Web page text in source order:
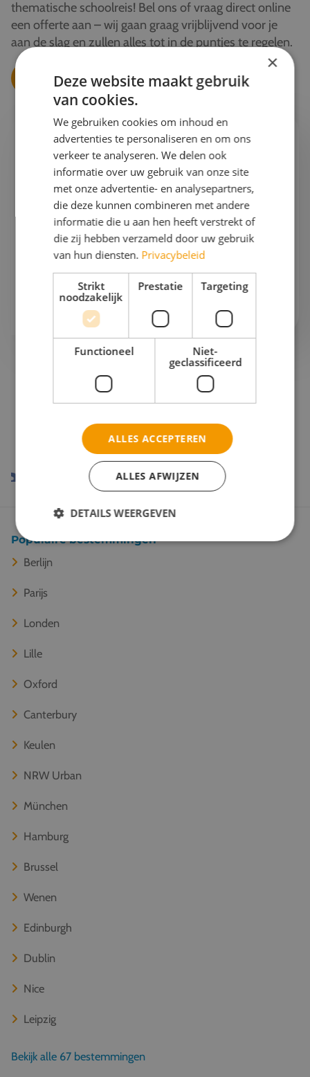
thematische schoolreis! Bel ons of vraag direct online
een offerte aan – wij gaan graag vrijblijvend voor je
aan de slag en zullen alles tot in de puntjes te regelen.
Vraag jouw thematische offerte aan
Ik help je graag verder!
Esther
Projectleider schoolreizen & Finance
Gaan we samen aan de slag?
Of stuur mijeen e-mail
Onze reispartners
Populaire bestemmingen
Berlijn
Parijs
Londen
Lille
Oxford
Canterbury
Keulen
NRW Urban
München
Hamburg
Brussel
Wenen
Edinburgh
Dublin
Nice
Leipzig
Bekijk alle 67 bestemmingen
×
Deze website maakt gebruik
van cookies.
We gebruiken cookies om inhoud en
advertenties te personaliseren en om ons
verkeer te analyseren. We delen ook
informatie over uw gebruik van onze site
met onze advertentie- en analysepartners,
die deze kunnen combineren met andere
informatie die u aan hen heeft verstrekt of
die zij hebben verzameld door uw gebruik
van hun diensten. Privacybeleid
Strikt
noodzakelijk
Prestatie Targeting
Functioneel
Niet-
geclassificeerd
ALLES ACCEPTEREN
ALLES AFWIJZEN
DETAILS WEERGEVEN